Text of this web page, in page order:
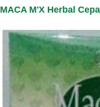
MACA M'X Herbal